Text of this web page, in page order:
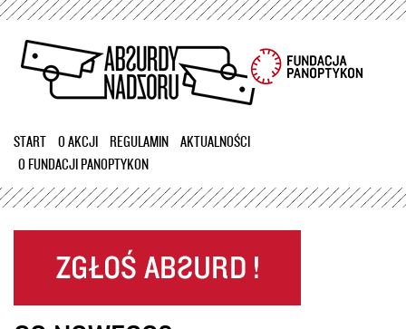
Przejdź
treści
START O AKCJI REGULAMIN
AKTUALNOŚCI
O FUNDACJI PANOPTYKON